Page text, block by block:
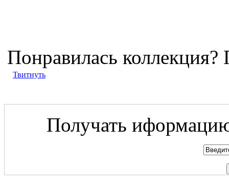
Понравилась коллекция?
Твитнуть
Получать